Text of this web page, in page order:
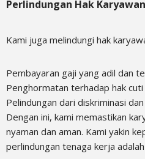
Perlindungan Hak Karyawan
Kami juga melindungi hak
Pembayaran gaji yang adil dan
Penghormatan terhadap hak cuti
Pelindungan dari diskriminasi
Dengan ini, kami memastikan
nyaman dan aman. Kami yakin
perlindungan tenaga kerja